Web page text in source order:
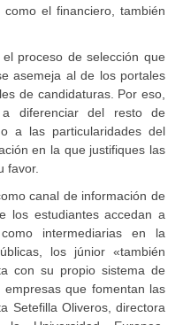
el financiero, también
proceso de selección que
asemeja al de los portales
de candidaturas. Por eso,
diferenciar del resto de
a las particularidades del
en la que justifiques las
favor.
canal de información de
los estudiantes accedan a
intermediarias en la
los júnior «también
con su propio sistema de
que fomentan las
Setefilla Oliveros, directora